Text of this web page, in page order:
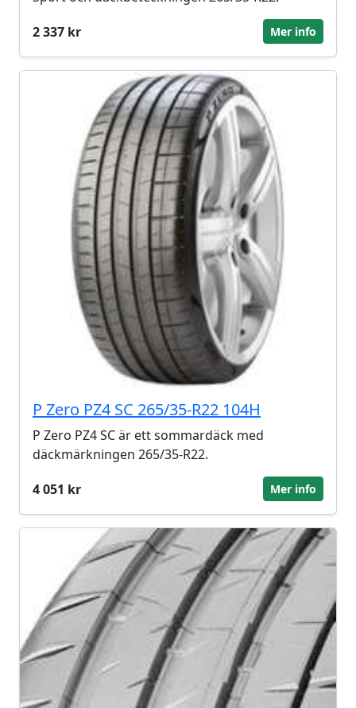
2 337 kr
Mer info
P Zero PZ4 SC 265/35-R22 104H
P Zero PZ4 SC är ett sommardäck med
däckmärkningen 265/35-R22.
4 051 kr
Mer info